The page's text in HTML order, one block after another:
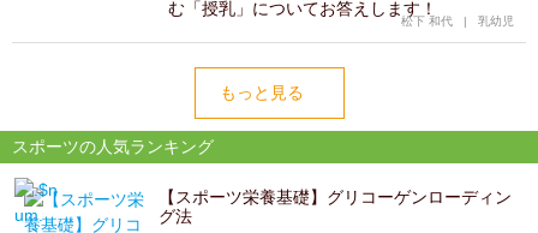
む「授乳」についてお答えします！
松下 和代 | 乳幼児
もっと見る
スポーツの人気ランキング
【スポーツ栄養基礎】グリコーゲンローディン
グ法